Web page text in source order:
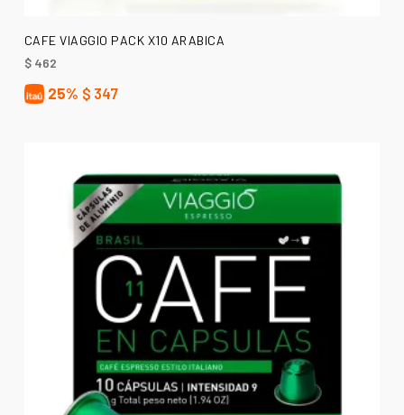
AÑADIR AL CARRITO
CAFE VIAGGIO PACK X10 ARABICA
$462
25% $ 347